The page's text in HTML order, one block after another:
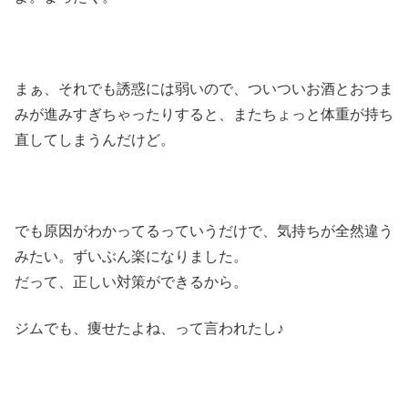
まぁ、それでも誘惑には弱いので、ついついお酒とおつま
みが進みすぎちゃったりすると、またちょっと体重が持ち
直してしまうんだけど。
でも原因がわかってるっていうだけで、気持ちが全然違う
みたい。ずいぶん楽になりました。
だって、正しい対策ができるから。
ジムでも、痩せたよね、って言われたし♪